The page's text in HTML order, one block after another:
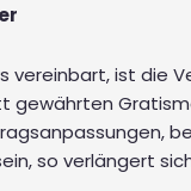
vereinbart, ist die
gewährten
so verlängert